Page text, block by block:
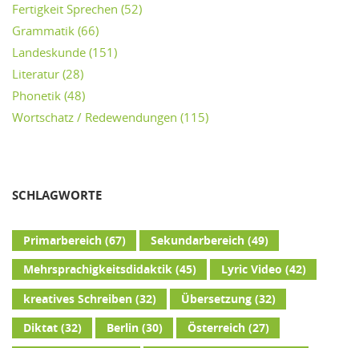
Fertigkeit Sprechen (52)
Grammatik (66)
Landeskunde (151)
Literatur (28)
Phonetik (48)
Wortschatz / Redewendungen (115)
SCHLAGWORTE
Primarbereich(67) Sekundarbereich(49)
Mehrsprachigkeitsdidaktik(45) Lyric Video (42)
kreatives Schreiben(32) Übersetzung(32)
Diktat(32) Berlin(30) Österreich(27)